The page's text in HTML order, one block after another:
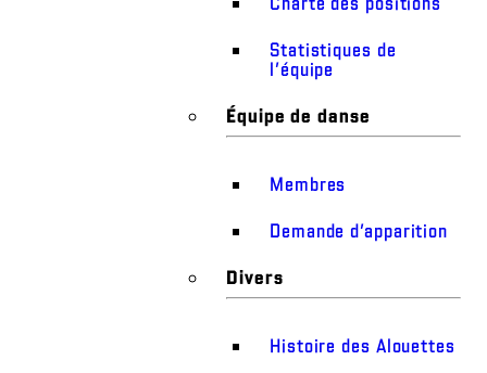
Statistiques de
l’équipe
Équipe de danse
Membres
Demande d’apparition
Divers
Histoire des Alouettes